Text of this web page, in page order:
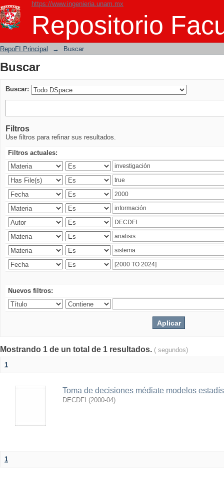
https://www.ingenieria.unam.mx
Repositorio
Buscar
RepoFI Principal → Buscar
Buscar
Buscar:
Filtros
Use filtros para refinar sus resultados.
Filtros actuales:
Nuevos filtros:
Mostrando 1 de un total de 1 resultados. ( segundos)
1
Toma de decisiones médiate modelos
DECDFI (2000-04)
1